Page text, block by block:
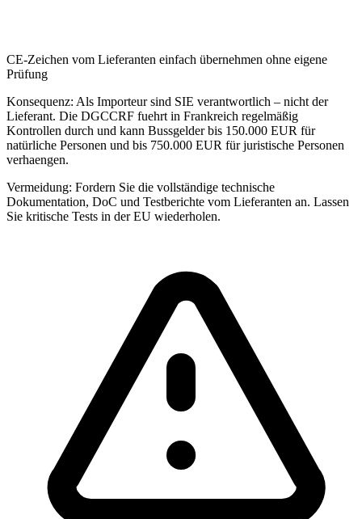
CE-Zeichen vom Lieferanten einfach übernehmen ohne eigene
Prüfung
Konsequenz: Als Importeur sind SIE verantwortlich – nicht der
Lieferant. Die DGCCRF fuehrt in Frankreich regelmäßig
Kontrollen durch und kann Bussgelder bis 150.000 EUR für
natürliche Personen und bis 750.000 EUR für juristische Personen
verhaengen.
Vermeidung: Fordern Sie die vollständige technische
Dokumentation, DoC und Testberichte vom Lieferanten an. Lassen
Sie kritische Tests in der EU wiederholen.